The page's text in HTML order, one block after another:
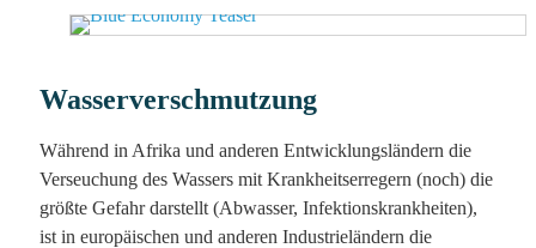
Wasserverschmutzung
Während in Afrika und anderen Entwicklungsländern die
Verseuchung des Wassers mit Krankheitserregern (noch) die
größte Gefahr darstellt (Abwasser, Infektionskrankheiten),
ist in europäischen und anderen Industrieländern die